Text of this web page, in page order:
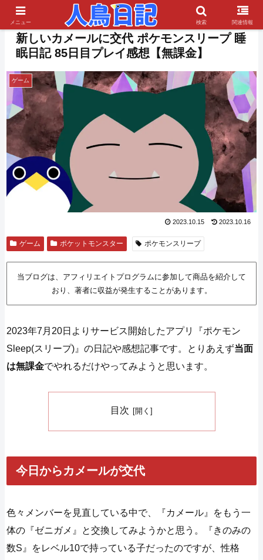
新しいカメールに交代 ポケモンスリープ 睡
眠日記 85日目プレイ感想【無課金】
ゲーム
2023.10.15 2023.10.16
ゲーム ポケットモンスター ポケモンスリープ
当ブログは、アフィリエイトプログラムに参加して商品を紹介して
おり、著者に収益が発生することがあります。
2023年7月20日よりサービス開始したアプリ『ポケモン
Sleep(スリープ)』の日記や感想記事です。とりあえず当面
は無課金でやれるだけやってみようと思います。
目次
今日からカメールが交代
色々メンバーを見直している中で、『カメール』をもう一
体の『ゼニガメ』と交換してみようかと思う。『きのみの
数S』をレベル10で持っている子だったのですが、性格
メニュー 検索 関連情報